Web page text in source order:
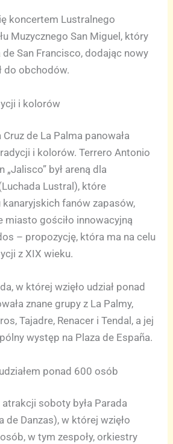
koncertem Lustralnego
Muzycznego San Miguel, który
de San Francisco, dodając nowy
do obchodów.
i kolorów
de La Palma panowała
i kolorów. Terrero Antonio
„Jalisco” był areną dla
Lustral), które
kanaryjskich fanów zapasów,
miasto gościło innowacyjną
– propozycję, która ma na celu
z XIX wieku.
w której wzięło udział ponad
znane grupy z La Palmy,
Tajadre, Renacer i Tendal, a jej
występ na Plaza de España.
ponad 600 osób
atrakcji soboty była Parada
de Danzas), w której wzięło
w tym zespoły, orkiestry